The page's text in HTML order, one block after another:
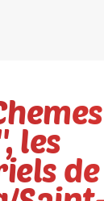
les
de